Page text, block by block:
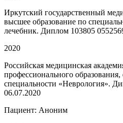
Иркутский государственный
высшее образование по
лечебник. Диплом 103805
2020
Российская медицинская
профессионального
специальности «Неврология».
06.07.2020
Пациент: Аноним